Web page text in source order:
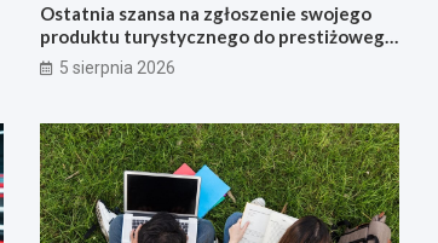
Ostatnia szansa na zgłoszenie swojego
produktu turystycznego do prestiżowego
konkursu POT
5 sierpnia 2026